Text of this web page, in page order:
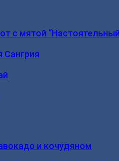
с мятой
Сангрия
и кочудяном